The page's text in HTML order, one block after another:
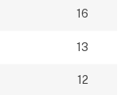
16
13
12